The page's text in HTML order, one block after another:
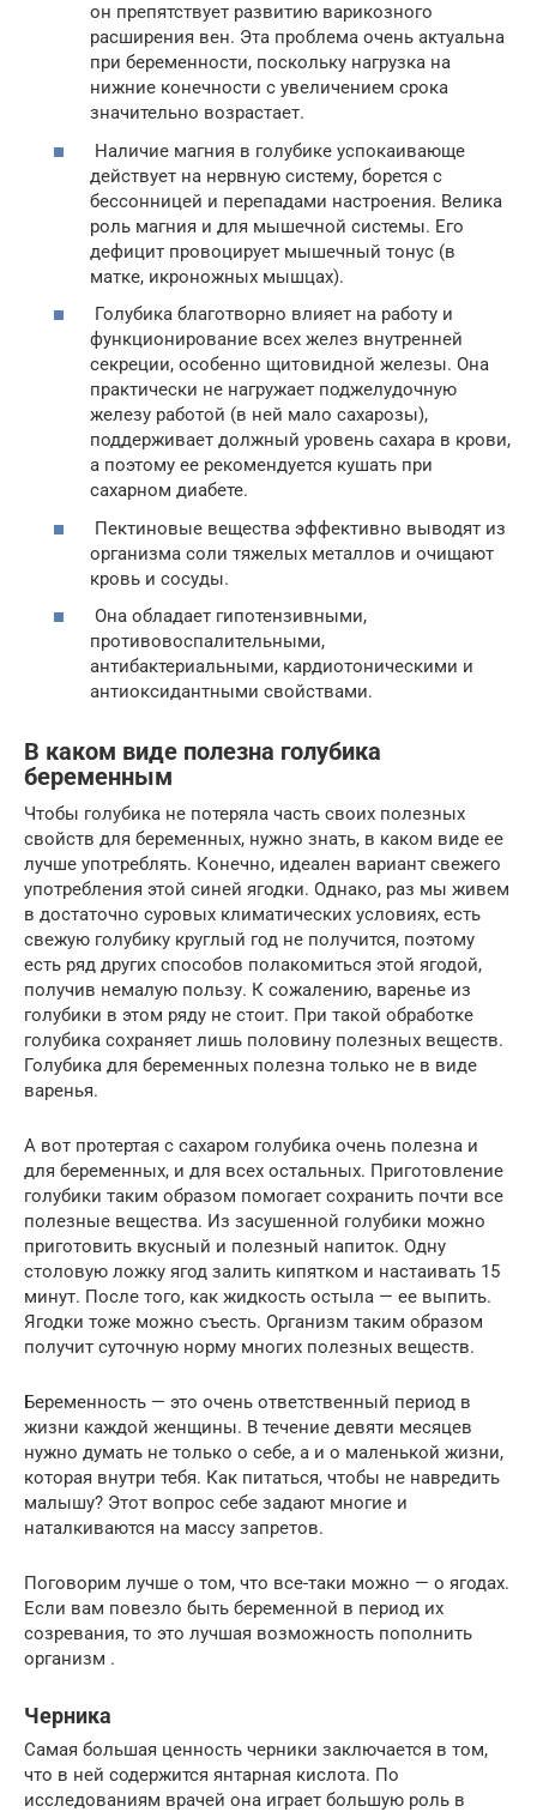
он препятствует развитию варикозного
расширения вен. Эта проблема очень актуальна
при беременности, поскольку нагрузка на
нижние конечности с увеличением срока
значительно возрастает.
Наличие магния в голубике успокаивающе
действует на нервную систему, борется с
бессонницей и перепадами настроения. Велика
роль магния и для мышечной системы. Его
дефицит провоцирует мышечный тонус (в
матке, икроножных мышцах).
Голубика благотворно влияет на работу и
функционирование всех желез внутренней
секреции, особенно щитовидной железы. Она
практически не нагружает поджелудочную
железу работой (в ней мало сахарозы),
поддерживает должный уровень сахара в крови,
а поэтому ее рекомендуется кушать при
сахарном диабете.
Пектиновые вещества эффективно выводят из
организма соли тяжелых металлов и очищают
кровь и сосуды.
Она обладает гипотензивными,
противовоспалительными,
антибактериальными, кардиотоническими и
антиоксидантными свойствами.
В каком виде полезна голубика
беременным
Чтобы голубика не потеряла часть своих полезных
свойств для беременных, нужно знать, в каком виде ее
лучше употреблять. Конечно, идеален вариант свежего
употребления этой синей ягодки. Однако, раз мы живем
в достаточно суровых климатических условиях, есть
свежую голубику круглый год не получится, поэтому
есть ряд других способов полакомиться этой ягодой,
получив немалую пользу. К сожалению, варенье из
голубики в этом ряду не стоит. При такой обработке
голубика сохраняет лишь половину полезных веществ.
Голубика для беременных полезна только не в виде
варенья.
А вот протертая с сахаром голубика очень полезна и
для беременных, и для всех остальных. Приготовление
голубики таким образом помогает сохранить почти все
полезные вещества. Из засушенной голубики можно
приготовить вкусный и полезный напиток. Одну
столовую ложку ягод залить кипятком и настаивать 15
минут. После того, как жидкость остыла — ее выпить.
Ягодки тоже можно съесть. Организм таким образом
получит суточную норму многих полезных веществ.
Беременность — это очень ответственный период в
жизни каждой женщины. В течение девяти месяцев
нужно думать не только о себе, а и о маленькой жизни,
которая внутри тебя. Как питаться, чтобы не навредить
малышу? Этот вопрос себе задают многие и
наталкиваются на массу запретов.
Поговорим лучше о том, что все-таки можно — о ягодах.
Если вам повезло быть беременной в период их
созревания, то это лучшая возможность пополнить
организм .
Черника
Самая большая ценность черники заключается в том,
что в ней содержится янтарная кислота. По
исследованиям врачей она играет большую роль в